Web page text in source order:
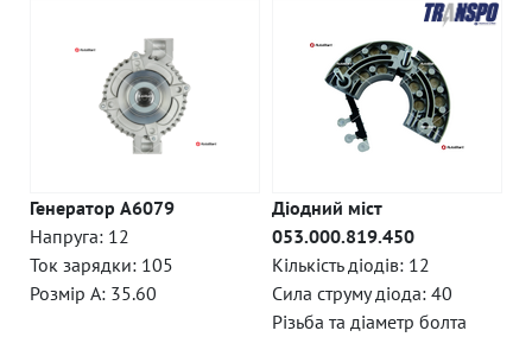
Генератор A6079
Напруга: 12
Ток зарядки: 105
Розмір A: 35.60
Діодний міст
053.000.819.450
Кількість діодів: 12
Сила струму діода: 40
Різьба та діаметр болта